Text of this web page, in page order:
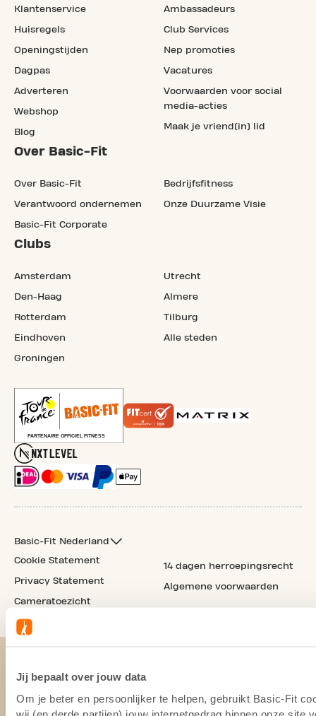
Jij bepaalt over jouw data
Om je beter en persoonlijker te helpen, gebruikt Basic-Fit
wij (en derde partijen) jouw internetgedrag binnen onze site
Klantenservice
Huisregels
Openingstijden
Dagpas
Adverteren
Webshop
Blog
Ambassadeurs
Club Services
Nep promoties
Vacatures
Voorwaarden voor social
media-acties
Maak je vriend(in) lid
Over Basic-Fit
Over Basic-Fit
Verantwoord ondernemen
Basic-Fit Corporate
Bedrijfsfitness
Onze Duurzame Visie
Clubs
Amsterdam
Den-Haag
Rotterdam
Eindhoven
Groningen
Utrecht
Almere
Tilburg
Alle steden
Basic-Fit Nederland
Cookie Statement
Privacy Statement
Cameratoezicht
14 dagen herroepingsrecht
Algemene voorwaarden